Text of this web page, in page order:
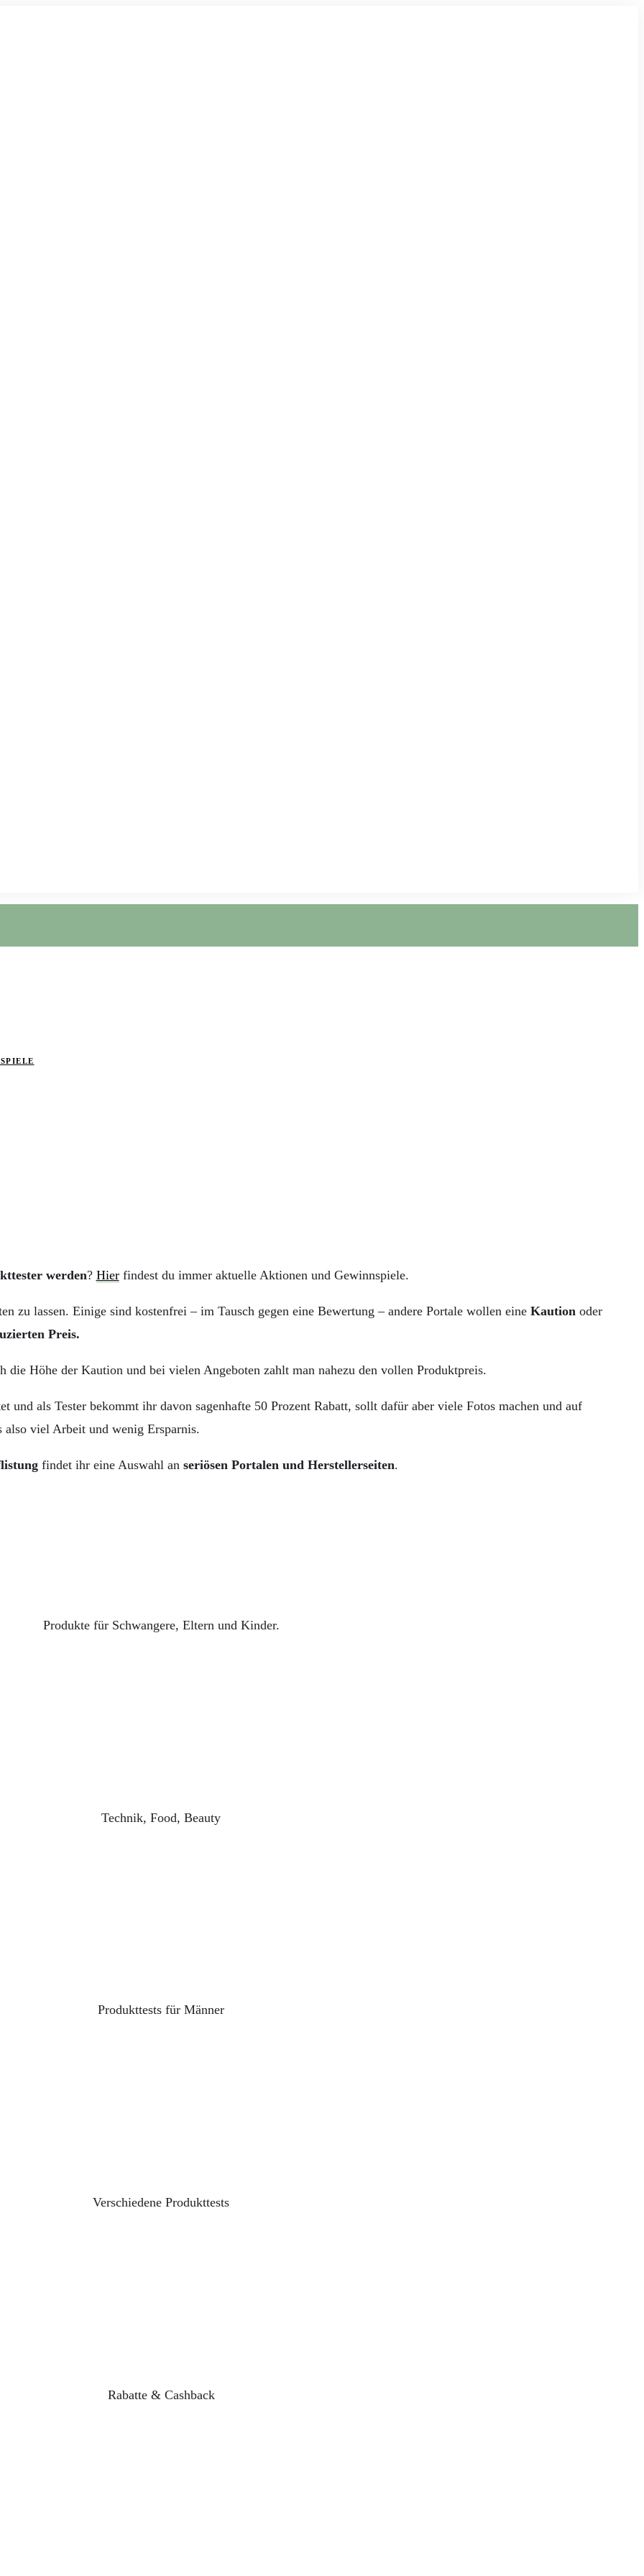
werden? Hierfindest du immer aktuelle Aktionen und Gewinnspiele.
zu lassen. Einige sind kostenfrei – im Tausch gegen eine Bewertung – andere Portale wollen eine Kaution oder
Preis.
Höhe der Kaution und bei vielen Angeboten zahlt man nahezu den vollen Produktpreis.
und als Tester bekommt ihr davon sagenhafte 50 Prozent Rabatt, sollt dafür aber viele Fotos machen und auf
viel Arbeit und wenig Ersparnis.
findet ihr eine Auswahl an seriösen Portalen und Herstellerseiten.
Produkte für Schwangere, Eltern und Kinder.
Technik, Food, Beauty
Produkttests für Männer
Verschiedene Produkttests
Rabatte & Cashback